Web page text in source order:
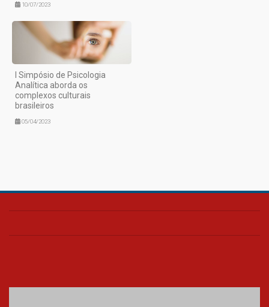
10/07/2023
I Simpósio de Psicologia
Analítica aborda os
complexos culturais
brasileiros
05/04/2023